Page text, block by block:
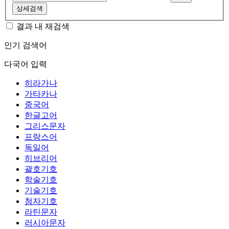
상세검색
결과 내 재검색
인기 검색어
다국어 입력
히라가나
가타카나
중국어
한글고어
그리스문자
프랑스어
독일어
히브리어
괄호기호
학술기호
기술기호
첨자기호
라틴문자
러시아문자